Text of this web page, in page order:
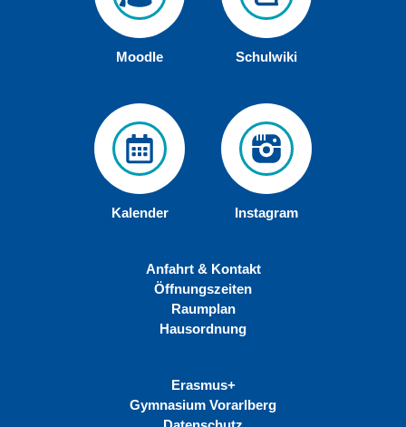
Moodle Schulwiki
Kalender Instagram
Anfahrt & Kontakt
Öffnungszeiten
Raumplan
Hausordnung
Erasmus+
Gymnasium Vorarlberg